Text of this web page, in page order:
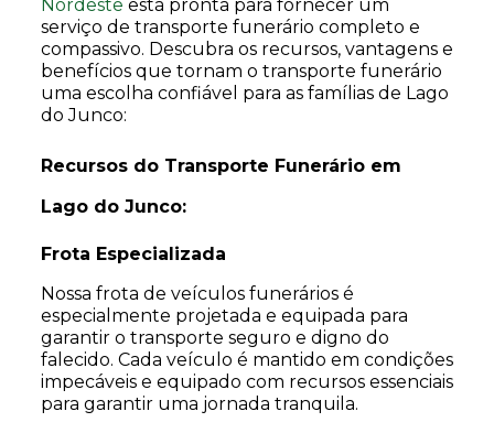
Nordeste está pronta para fornecer um
serviço de transporte funerário completo e
compassivo. Descubra os recursos, vantagens e
benefícios que tornam o transporte funerário
uma escolha confiável para as famílias de Lago
do Junco:
Recursos do Transporte Funerário em
Lago do Junco:
Frota Especializada
Nossa frota de veículos funerários é
especialmente projetada e equipada para
garantir o transporte seguro e digno do
falecido. Cada veículo é mantido em condições
impecáveis e equipado com recursos essenciais
para garantir uma jornada tranquila.